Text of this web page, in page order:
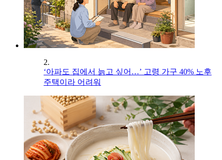
2.
‘아파도 집에서 늙고 싶어…’ 고령 가구 40% 노후
주택이라 어려워